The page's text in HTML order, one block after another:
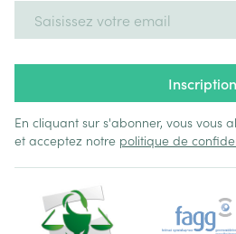
Inscription
En cliquant sur s'abonner, vous vous
et acceptez notre politique de